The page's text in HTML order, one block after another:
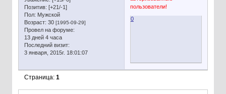
Позитив: [+21/-1]
Пол: Мужской
Возраст: 30 [1995-09-29]
Провел на форуме:
13 дней 4 часа
Последний визит:
3 января, 2015г. 18:01:07
пользователи!
0
Страница: 1